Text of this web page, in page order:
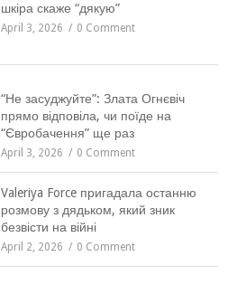
шкіра скаже “дякую”
April 3, 2026 0 Comment
“Не засуджуйте”: Злата Огнєвіч
прямо відповіла, чи поїде на
“Євробачення” ще раз
April 3, 2026 0 Comment
Valeriya Force пригадала останню
розмову з дядьком, який зник
безвісти на війні
April 2, 2026 0 Comment